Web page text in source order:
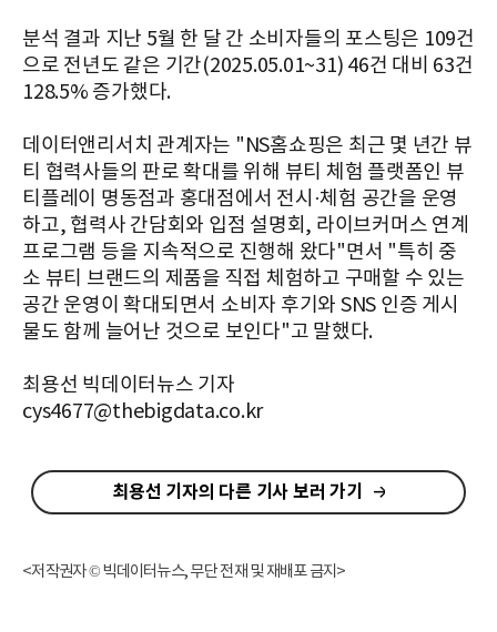
분석 결과 지난 5월 한 달 간 소비자들의 포스팅은 109건
으로 전년도 같은 기간(2025.05.01~31) 46건 대비 63건
128.5% 증가했다.
데이터앤리서치 관계자는 "NS홈쇼핑은 최근 몇 년간 뷰
티 협력사들의 판로 확대를 위해 뷰티 체험 플랫폼인 뷰
티플레이 명동점과 홍대점에서 전시·체험 공간을 운영
하고, 협력사 간담회와 입점 설명회, 라이브커머스 연계
프로그램 등을 지속적으로 진행해 왔다"면서 "특히 중
소 뷰티 브랜드의 제품을 직접 체험하고 구매할 수 있는
공간 운영이 확대되면서 소비자 후기와 SNS 인증 게시
물도 함께 늘어난 것으로 보인다"고 말했다.
최용선 빅데이터뉴스 기자
cys4677@thebigdata.co.kr
최용선 기자의 다른 기사 보러 가기
<저작권자 © 빅데이터뉴스, 무단 전재 및 재배포 금지>